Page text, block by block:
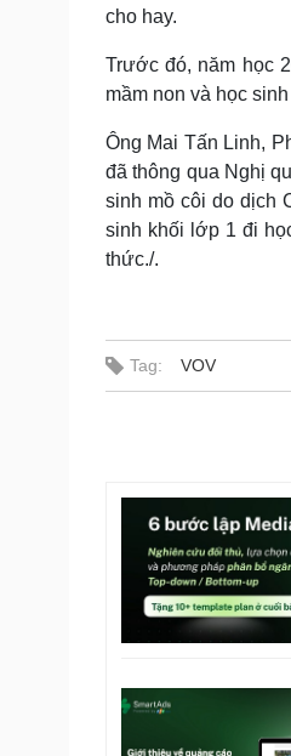
cho hay.
Trước đó, năm học
mầm non và học
Ông Mai Tấn Linh,
đã thông qua Nghị
sinh mồ côi do dịch
sinh khối lớp 1 đi
thức./.
Tag: VOV